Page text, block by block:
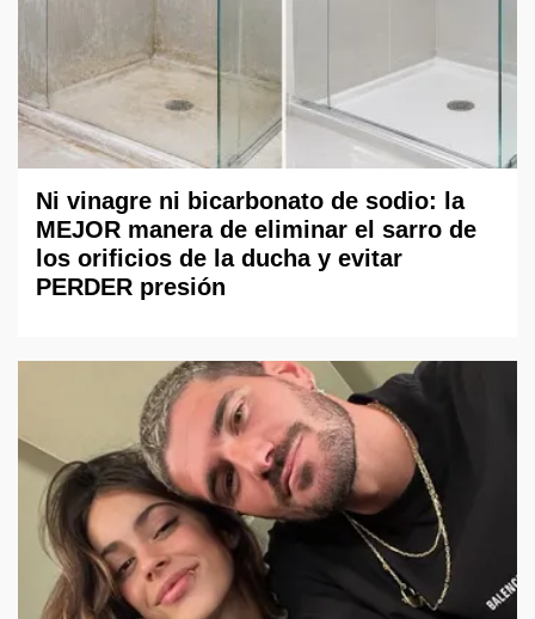
Ni vinagre ni bicarbonato de sodio: la
MEJOR manera de eliminar el sarro de
los orificios de la ducha y evitar
PERDER presión